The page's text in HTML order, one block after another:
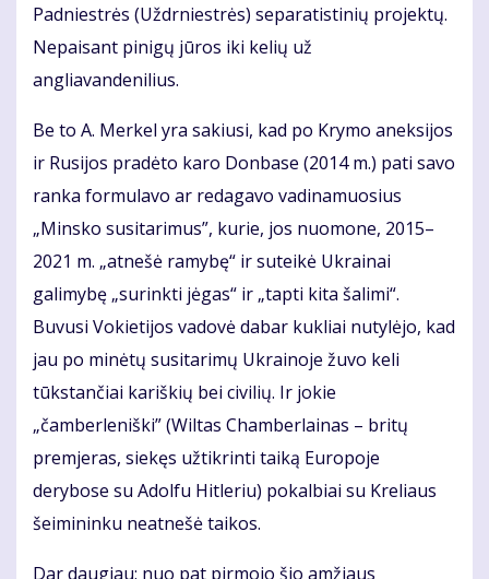
Padniestrės (Uždrniestrės) separatistinių projektų.
Nepaisant pinigų jūros iki kelių už
angliavandenilius.
Be to A. Merkel yra sakiusi, kad po Krymo aneksijos
ir Rusijos pradėto karo Donbase (2014 m.) pati savo
ranka formulavo ar redagavo vadinamuosius
„Minsko susitarimus”, kurie, jos nuomone, 2015–
2021 m. „atnešė ramybę“ ir suteikė Ukrainai
galimybę „surinkti jėgas“ ir „tapti kita šalimi“.
Buvusi Vokietijos vadovė dabar kukliai nutylėjo, kad
jau po minėtų susitarimų Ukrainoje žuvo keli
tūkstančiai kariškių bei civilių. Ir jokie
„čamberleniški” (Wiltas Chamberlainas – britų
premjeras, siekęs užtikrinti taiką Europoje
derybose su Adolfu Hitleriu) pokalbiai su Kreliaus
šeimininku neatnešė taikos.
Dar daugiau: nuo pat pirmojo šio amžiaus